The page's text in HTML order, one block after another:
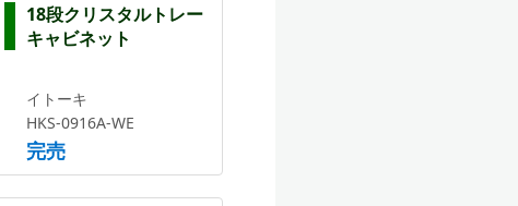
18段クリスタルトレー
キャビネット
イトーキ
HKS-0916A-WE
完売